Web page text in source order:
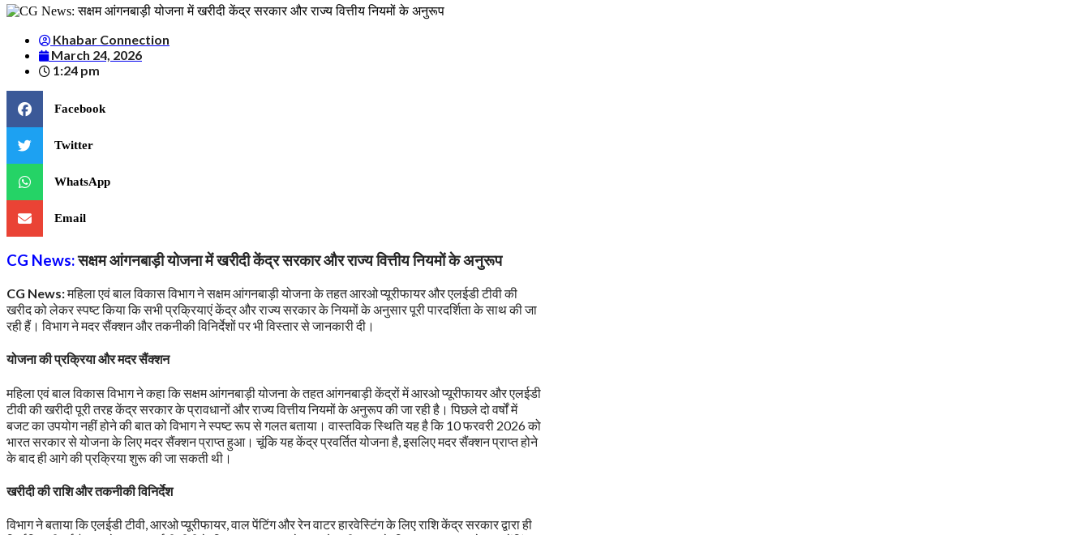
Khabar Connection
March 24, 2026
1:24 pm
Facebook
Twitter
WhatsApp
Email
CG News:सक्षम आंगनबाड़ी योजना में खरीदी केंद्र सरकार और राज्य वित्तीय नियमों के अनुरूप
CG News:महिला एवं बाल विकास विभाग ने सक्षम आंगनबाड़ी योजना के तहत आरओ प्यूरीफायर और एलईडी टीवी की
खरीद को लेकर स्पष्ट किया कि सभी प्रक्रियाएं केंद्र और राज्य सरकार के नियमों के अनुसार पूरी पारदर्शिता के साथ की जा
रही हैं। विभाग ने मदर सैंक्शन और तकनीकी विनिर्देशों पर भी विस्तार से जानकारी दी।
योजना की प्रक्रिया और मदर सैंक्शन
महिला एवं बाल विकास विभाग ने कहा कि सक्षम आंगनबाड़ी योजना के तहत आंगनबाड़ी केंद्रों में आरओ प्यूरीफायर और एलईडी
टीवी की खरीदी पूरी तरह केंद्र सरकार के प्रावधानों और राज्य वित्तीय नियमों के अनुरूप की जा रही है। पिछले दो वर्षों में
बजट का उपयोग नहीं होने की बात को विभाग ने स्पष्ट रूप से गलत बताया। वास्तविक स्थिति यह है कि 10 फरवरी 2026 को
भारत सरकार से योजना के लिए मदर सैंक्शन प्राप्त हुआ। चूंकि यह केंद्र प्रवर्तित योजना है, इसलिए मदर सैंक्शन प्राप्त होने
के बाद ही आगे की प्रक्रिया शुरू की जा सकती थी।
खरीदी की राशि और तकनीकी विनिर्देश
विभाग ने बताया कि एलईडी टीवी, आरओ प्यूरीफायर, वाल पेंटिंग और रेन वाटर हारवेस्टिंग के लिए राशि केंद्र सरकार द्वारा ही